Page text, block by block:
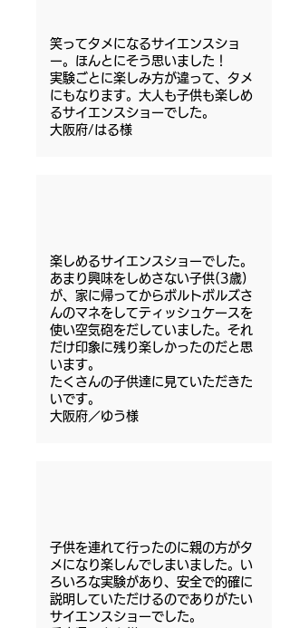
笑ってタメになるサイエンスショ
ー。ほんとにそう思いました！
実験ごとに楽しみ方が違って、タメ
にもなります。大人も子供も楽しめ
るサイエンスショーでした。
大阪府/はる様
楽しめるサイエンスショーでした。
あまり興味をしめさない子供(3歳)
が、家に帰ってからボルトボルズさ
んのマネをしてティッシュケースを
使い空気砲をだしていました。それ
だけ印象に残り楽しかったのだと思
います。
たくさんの子供達に見ていただきた
いです。
大阪府／ゆう様
子供を連れて行ったのに親の方がタ
メになり楽しんでしまいました。い
ろいろな実験があり、安全で的確に
説明していただけるのでありがたい
サイエンスショーでした。